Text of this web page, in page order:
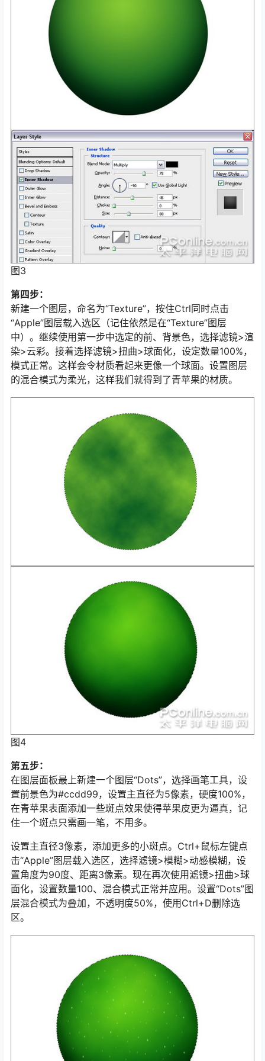
图3
第四步：
新建一个图层，命名为“Texture”，按住Ctrl同时点击
“Apple”图层载入选区（记住依然是在“Texture”图层
中）。继续使用第一步中选定的前、背景色，选择滤镜>渲
染>云彩。接着选择滤镜>扭曲>球面化，设定数量100%，
模式正常。这样会令材质看起来更像一个球面。设置图层
的混合模式为柔光，这样我们就得到了青苹果的材质。
图4
第五步：
在图层面板最上新建一个图层“Dots”，选择画笔工具，设
置前景色为#ccdd99，设置主直径为5像素，硬度100%，
在青苹果表面添加一些斑点效果使得苹果皮更为逼真，记
住一个斑点只需画一笔，不用多。
设置主直径3像素，添加更多的小斑点。Ctrl+鼠标左键点
击“Apple”图层载入选区，选择滤镜>模糊>动感模糊，设
置角度为90度、距离3像素。现在再次使用滤镜>扭曲>球
面化，设置数量100、混合模式正常并应用。设置“Dots”图
层混合模式为叠加，不透明度50%，使用Ctrl+D删除选
区。